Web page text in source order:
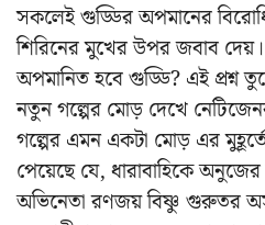
সকলেই গুড্ডির অপমানের
শিরিনের মুখের উপর জবাব
অপমানিত হবে গুড্ডি? এই প্রশ্ন
নতুন গল্পের মোড় দেখে
গল্পের এমন একটা মোড় এর
পেয়েছে যে, ধারাবাহিকে অনুজের
অভিনেতা রণজয় বিষ্ণু গুরুতর